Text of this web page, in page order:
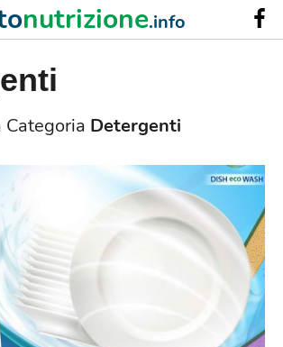
Detergenti
nutrizione.info